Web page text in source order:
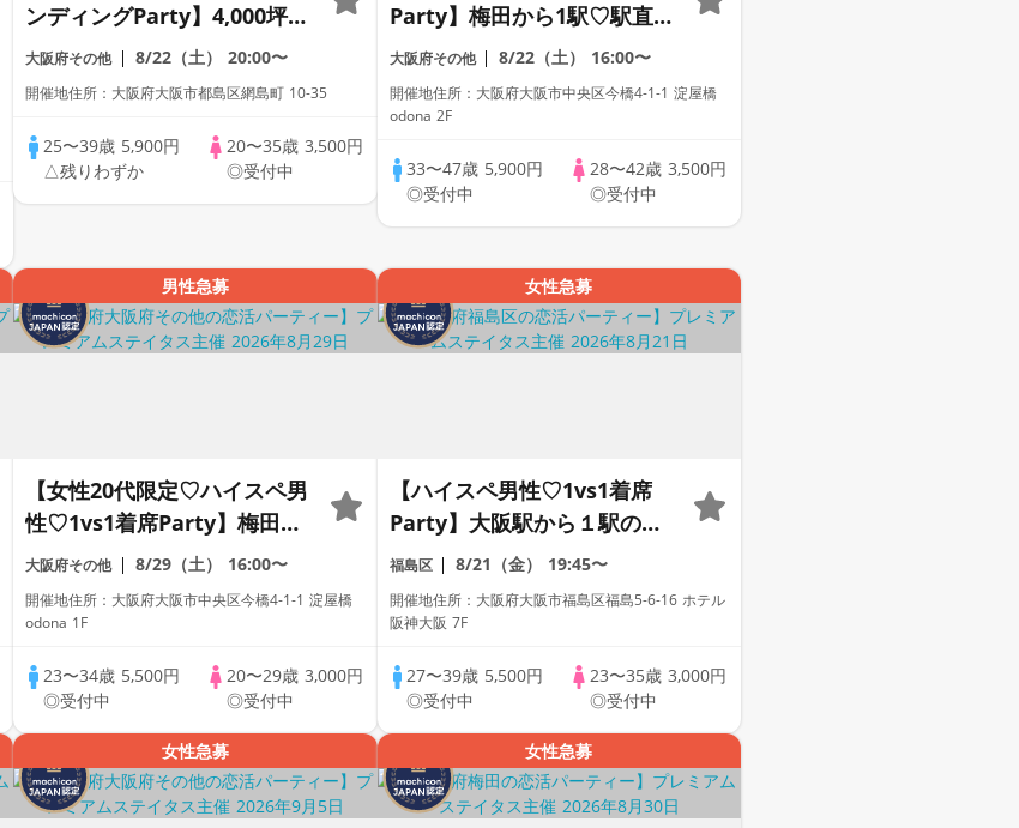
ンディングParty】4,000坪の
緑に包まれた都心の迎賓館
♡【男性ドレスコード有り♡
飲み放題♡【累計110万人突
破☆プレミアムステイタス
♡】
大阪府その他 8/22（土） 20:00〜
開催地住所：大阪府大阪市都島区網島町 10-35
25〜39歳 5,900円
△残りわずか
20〜35歳 3,500円
◎受付中
Party】梅田から1駅♡駅直結
Dining【男性ドレスコード有
り♡資格証100%確認】ドリ
ンク飲み放題♡【毎週末金土
☆プレミアムステイタス
大阪府その他 8/22（土） 16:00〜
開催地住所：大阪府大阪市中央区今橋4-1-1 淀屋橋
odona 2F
33〜47歳 5,900円
◎受付中
28〜42歳3,500円
◎受付中
男性急募
【女性20代限定♡ハイスペ男
性♡1vs1着席Party】梅田か
ら1駅♡駅直結Dining【男性
ドレスコード有り♡資格証
100%確認】毎週末金土日に
プレミアムステイタス♡】
大阪府その他 8/29（土） 16:00〜
開催地住所：大阪府大阪市中央区今橋4-1-1 淀屋橋
odona 1F
23〜34歳 5,500円
◎受付中
20〜29歳 3,000円
◎受付中
女性急募
【ハイスペ男性♡1vs1着席
Party】大阪駅から１駅のホ
テルBarで開催♡【男性ドレ
スコード有り♡資格証100%
確認】ドリンク飲み放題
計110万人突破☆プレミアム
ステイタス
福島区 8/21（金） 19:45〜
開催地住所：大阪府大阪市福島区福島5-6-16 ホテル
阪神大阪 7F
27〜39歳 5,500円
◎受付中
23〜35歳3,000円
◎受付中
女性急募 女性急募